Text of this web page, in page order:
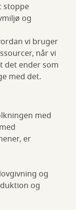
stoppe
og
vi bruger
når vi
det ender som
med det.
med
er
og
og